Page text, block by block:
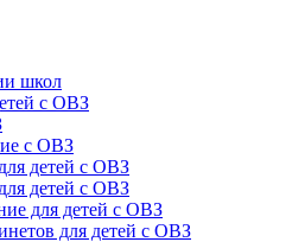
школ
с ОВЗ
с ОВЗ
детей с ОВЗ
детей с ОВЗ
для детей с ОВЗ
для детей с ОВЗ